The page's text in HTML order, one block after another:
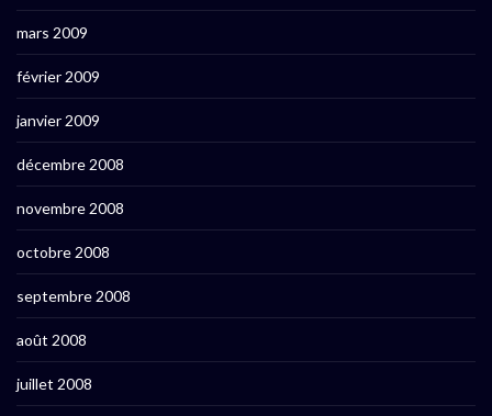
mars 2009
février 2009
janvier 2009
décembre 2008
novembre 2008
octobre 2008
septembre 2008
août 2008
juillet 2008